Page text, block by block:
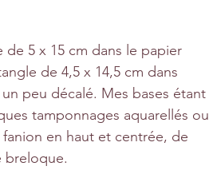
5 x 15 cm dans le papier
de 4,5 x 14,5 cm dans
peu décalé. Mes bases étant
tamponnages aquarellés ou
en haut et centrée, de
breloque.